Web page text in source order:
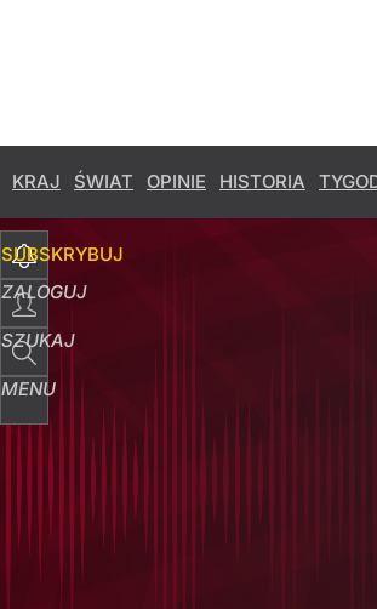
KRAJ ŚWIAT OPINIE HISTORIA
SUBSKRYBUJ
ZALOGUJ
SZUKAJ
MENU